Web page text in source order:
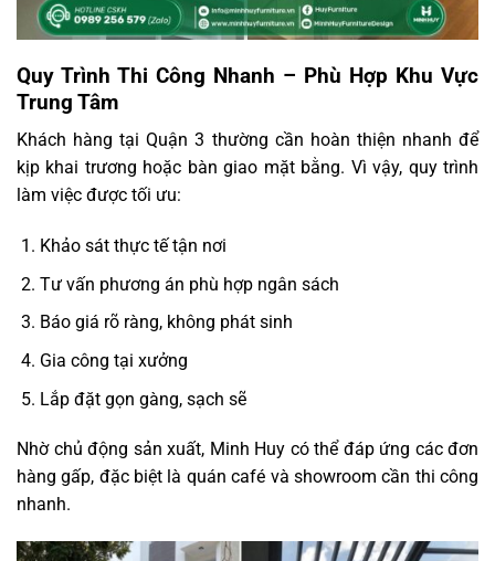
Quy Trình Thi Công Nhanh – Phù Hợp Khu Vực
Trung Tâm
Khách hàng tại Quận 3 thường cần hoàn thiện nhanh để
kịp khai trương hoặc bàn giao mặt bằng. Vì vậy, quy trình
làm việc được tối ưu:
Khảo sát thực tế tận nơi
Tư vấn phương án phù hợp ngân sách
Báo giá rõ ràng, không phát sinh
Gia công tại xưởng
Lắp đặt gọn gàng, sạch sẽ
Nhờ chủ động sản xuất, Minh Huy có thể đáp ứng các đơn
hàng gấp, đặc biệt là quán café và showroom cần thi công
nhanh.